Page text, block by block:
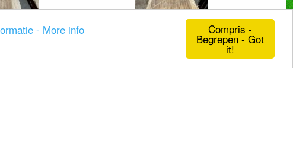
Compris -
Begrepen - Got
it!
- More info